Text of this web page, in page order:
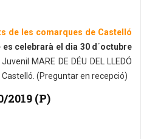
de les comarques de Castelló
es celebrarà el dia 30 d´octubre
MARE DE DÉU DEL LLEDÓ
(Preguntar en recepció)
2019 (P)